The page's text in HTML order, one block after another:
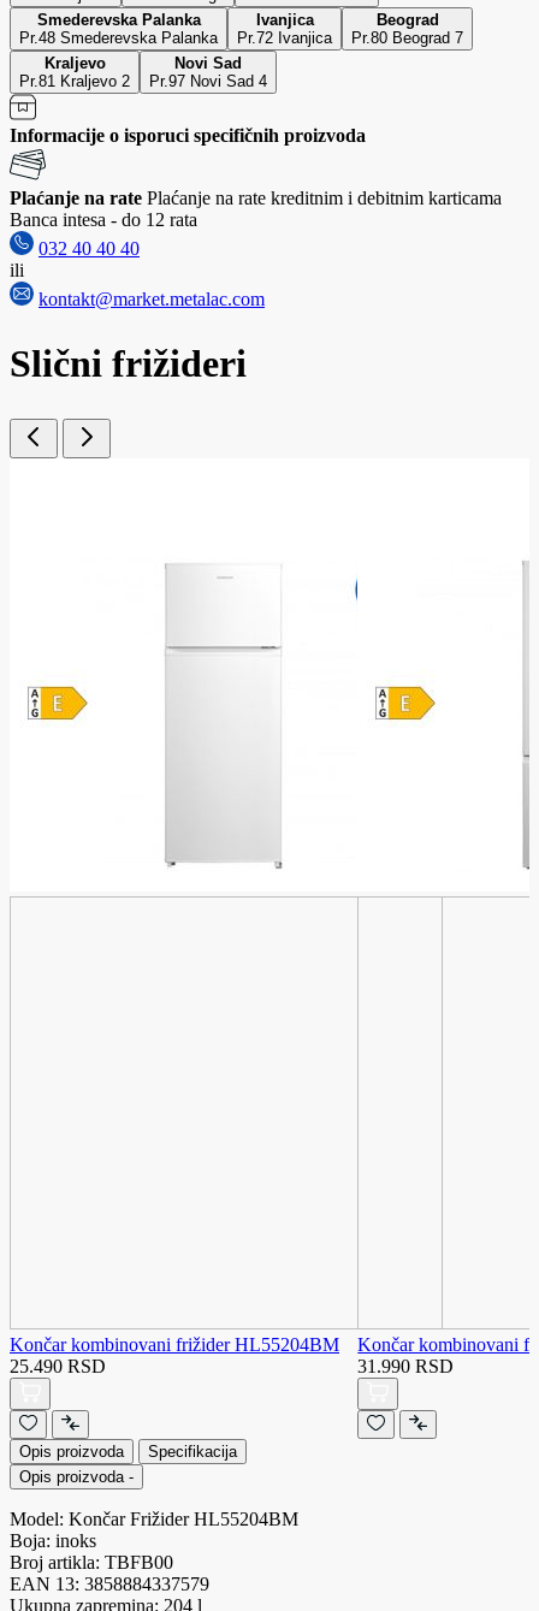
Smederevska Palanka
Pr.48 Smederevska Palanka
Ivanjica
Pr.72 Ivanjica
Beograd
Pr.80 Beograd 7
Kraljevo
Pr.81 Kraljevo 2
Novi Sad
Pr.97 Novi Sad 4
Informacije o isporuci specifičnih proizvoda
Plaćanje na rate Plaćanje na rate kreditnim i debitnim karticama
Banca intesa - do 12 rata
032 40 40 40
ili
kontakt@market.metalac.com
Slični frižideri
Končar kombinovani frižider HL55204BM
25.490 RSD
Končar kombinovani
31.990 RSD
Opis proizvoda
Specifikacija
Opis proizvoda -
Model: Končar Frižider HL55204BM
Boja: inoks
Broj artikla: TBFB00
EAN 13: 3858884337579
Ukupna zapremina: 204 l